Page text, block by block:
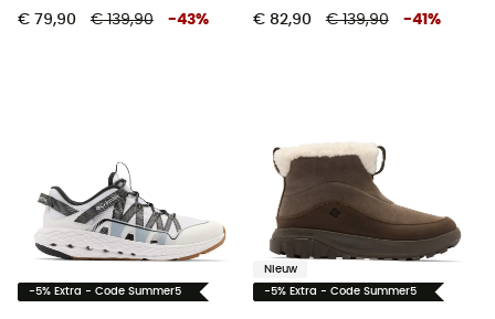
€ 79,90 € 139,90 -43% € 82,90 € 139,90 -41 %
-5% Extra - Code Summer5
Nieuw
-5% Extra - Code Summer5